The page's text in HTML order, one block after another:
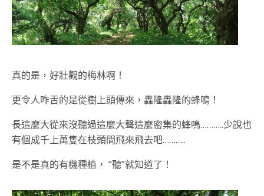
真的是，好壯觀的梅林啊！
更令人咋舌的是從樹上頭傳來，轟隆轟隆的蜂鳴！
長這麼大從來沒聽過這麼大聲這麼密集的蜂鳴………..少說也
有個成千上萬隻在枝頭間飛來飛去吧………..
是不是真的有機種植， “聽”就知道了！